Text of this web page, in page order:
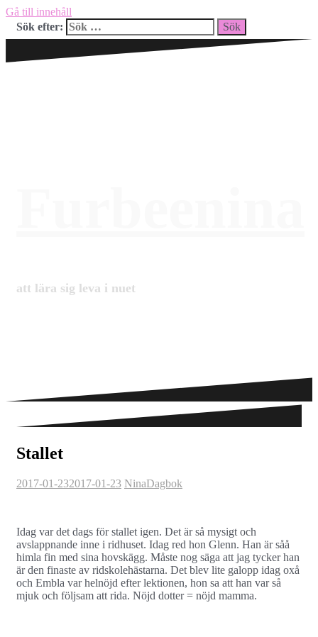
Gå till innehåll
Sök efter:
att lära sig leva i nuet
Stallet
2017-01-232017-01-23 NinaDagbok
Idag var det dags för stallet igen. Det är så mysigt och
avslappnande inne i ridhuset. Idag red hon Glenn. Han är såå
himla fin med sina hovskägg. Måste nog säga att jag tycker han
är den finaste av ridskolehästarna. Det blev lite galopp idag oxå
och Embla var helnöjd efter lektionen, hon sa att han var så
mjuk och följsam att rida. Nöjd dotter = nöjd mamma.